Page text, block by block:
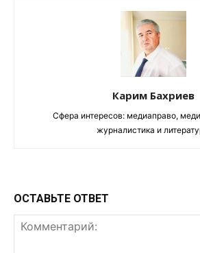
Карим Бахриев
Сфера интересов: медиаправо,
журналистика и
ОСТАВЬТЕ ОТВЕТ